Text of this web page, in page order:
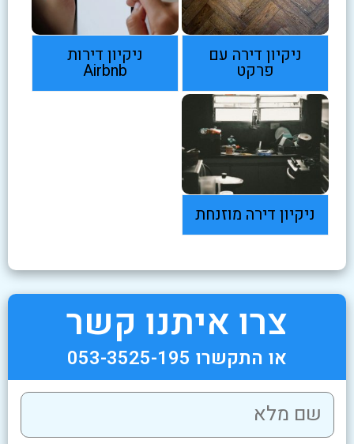
ניקיון דירה עם
פרקט
ניקיון דירות
Airbnb
ניקיון דירה מוזנחת
צרו איתנו קשר
או התקשרו 053-3525-195